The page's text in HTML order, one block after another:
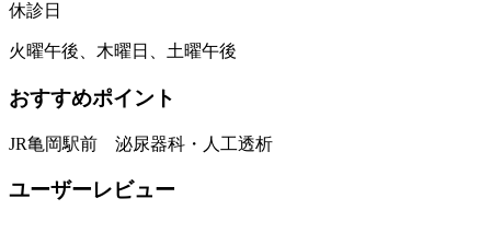
休診日
火曜午後、木曜日、土曜午後
おすすめポイント
JR亀岡駅前 泌尿器科・人工透析
ユーザーレビュー